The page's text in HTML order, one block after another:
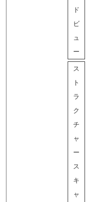
ド
ビ
ュ
ー
ス
ト
ラ
ク
チ
ャ
ー
ス
キ
ャ